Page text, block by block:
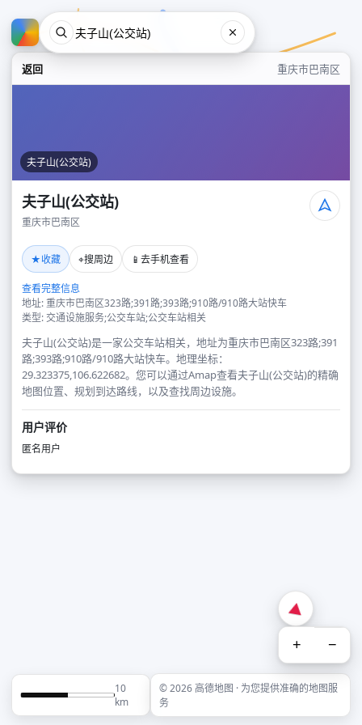
返回 重庆市巴南区
夫子山(公交站)
夫子山(公交站)
重庆市巴南区
★收藏 ⌖搜周边 📱 去手机查看
查看完整信息
地址: 重庆市巴南区323路;391路;393路;910路/910路大站快车
类型: 交通设施服务;公交车站;公交车站相关
夫子山(公交站)是一家公交车站相关，地址为重庆市巴南区323路;391
路;393路;910路/910路大站快车。地理坐标：
29.323375,106.622682。您可以通过Amap查看夫子山(公交站)的精确
地图位置、规划到达路线，以及查找周边设施。
用户评价
匿名用户
+ −
10
km
© 2026 高德地图 · 为您提供准确的地图服
务